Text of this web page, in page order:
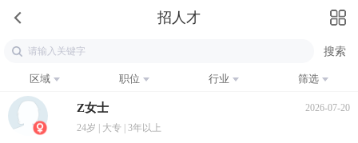
招人才
区域 职位 行业 筛选
Z女士
2026-07-20
24岁 | 大专 | 3年以上